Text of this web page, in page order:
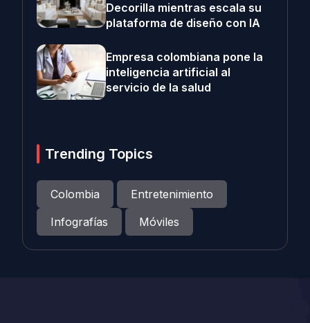
Decorilla mientras escala su
plataforma de diseño con IA
Empresa colombiana pone la
inteligencia artificial al
servicio de la salud
Trending Topics
Colombia
Entretenimiento
Infografías
Móviles